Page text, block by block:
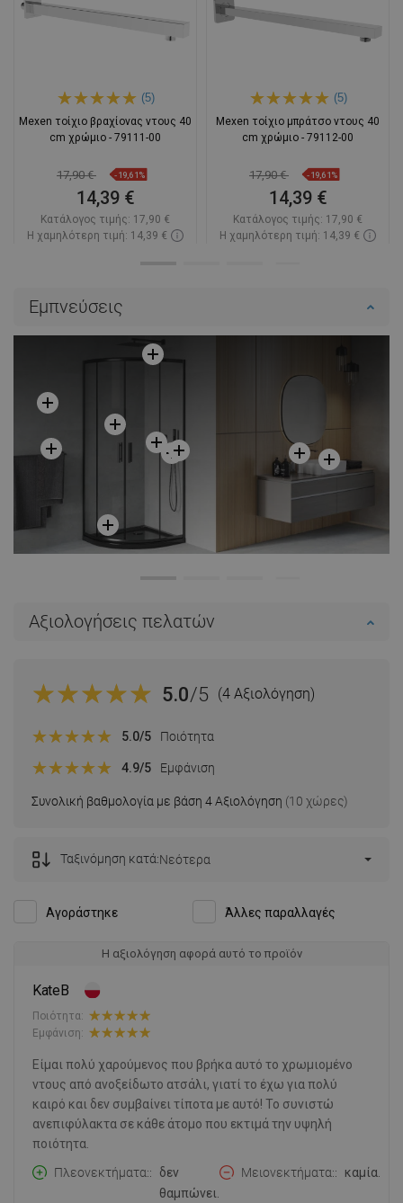
(5)
Mexen τοίχιο βραχίονας ντους 40
cm χρώμιο - 79111-00
17,90 € -19,61%
14,39 €
Κατάλογος τιμής: 17,90 €
Η χαμηλότερη τιμή: 14,39 €
(5)
Mexen τοίχιο μπράτσο ντους 40
cm χρώμιο - 79112-00
17,90 € -19,61%
14,39 €
Κατάλογος τιμής: 17,90 €
Η χαμηλότερη τιμή: 14,39 €
Εμπνεύσεις
Αξιολογήσεις πελατών
5.0/5 (4 Αξιολόγηση)
Συνολική βαθμολογία με βάση 4 Αξιολόγηση (10 χώρες)
5.0/5 Ποιότητα
4.9/5 Εμφάνιση
Αγοράστηκε Άλλες παραλλαγές
Ταξινόμηση κατά:Νεότερα
Η αξιολόγηση αφορά αυτό το προϊόν
KateB
Ποιότητα:
Εμφάνιση:
Είμαι πολύ χαρούμενος που βρήκα αυτό το χρωμιομένο
ντους από ανοξείδωτο ατσάλι, γιατί το έχω για πολύ
καιρό και δεν συμβαίνει τίποτα με αυτό! Το συνιστώ
ανεπιφύλακτα σε κάθε άτομο που εκτιμά την υψηλή
ποιότητα.
Πλεονεκτήματα:
δεν
θαμπώνει.
Μειονεκτήματα: καμία.